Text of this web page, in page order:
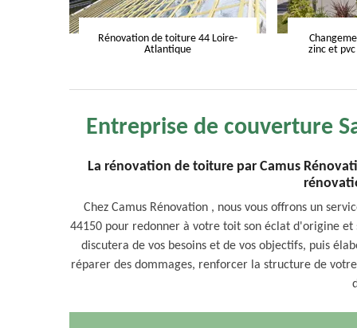
Rénovation de toiture 44 Loire-
Atlantique
zinc et
Entreprise de couverture
La rénovation de toiture par Camus
Chez Camus Rénovation , nous vous offrons un
44150 pour redonner à votre toit son éclat d'origine
discutera de vos besoins et de vos objectifs, puis
réparer des dommages, renforcer la structure de